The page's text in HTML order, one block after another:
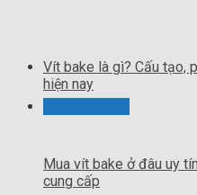
Vít bake là gì? Cấu tạo,
hiện nay
Mua vít bake ở đâu uy
cung cấp